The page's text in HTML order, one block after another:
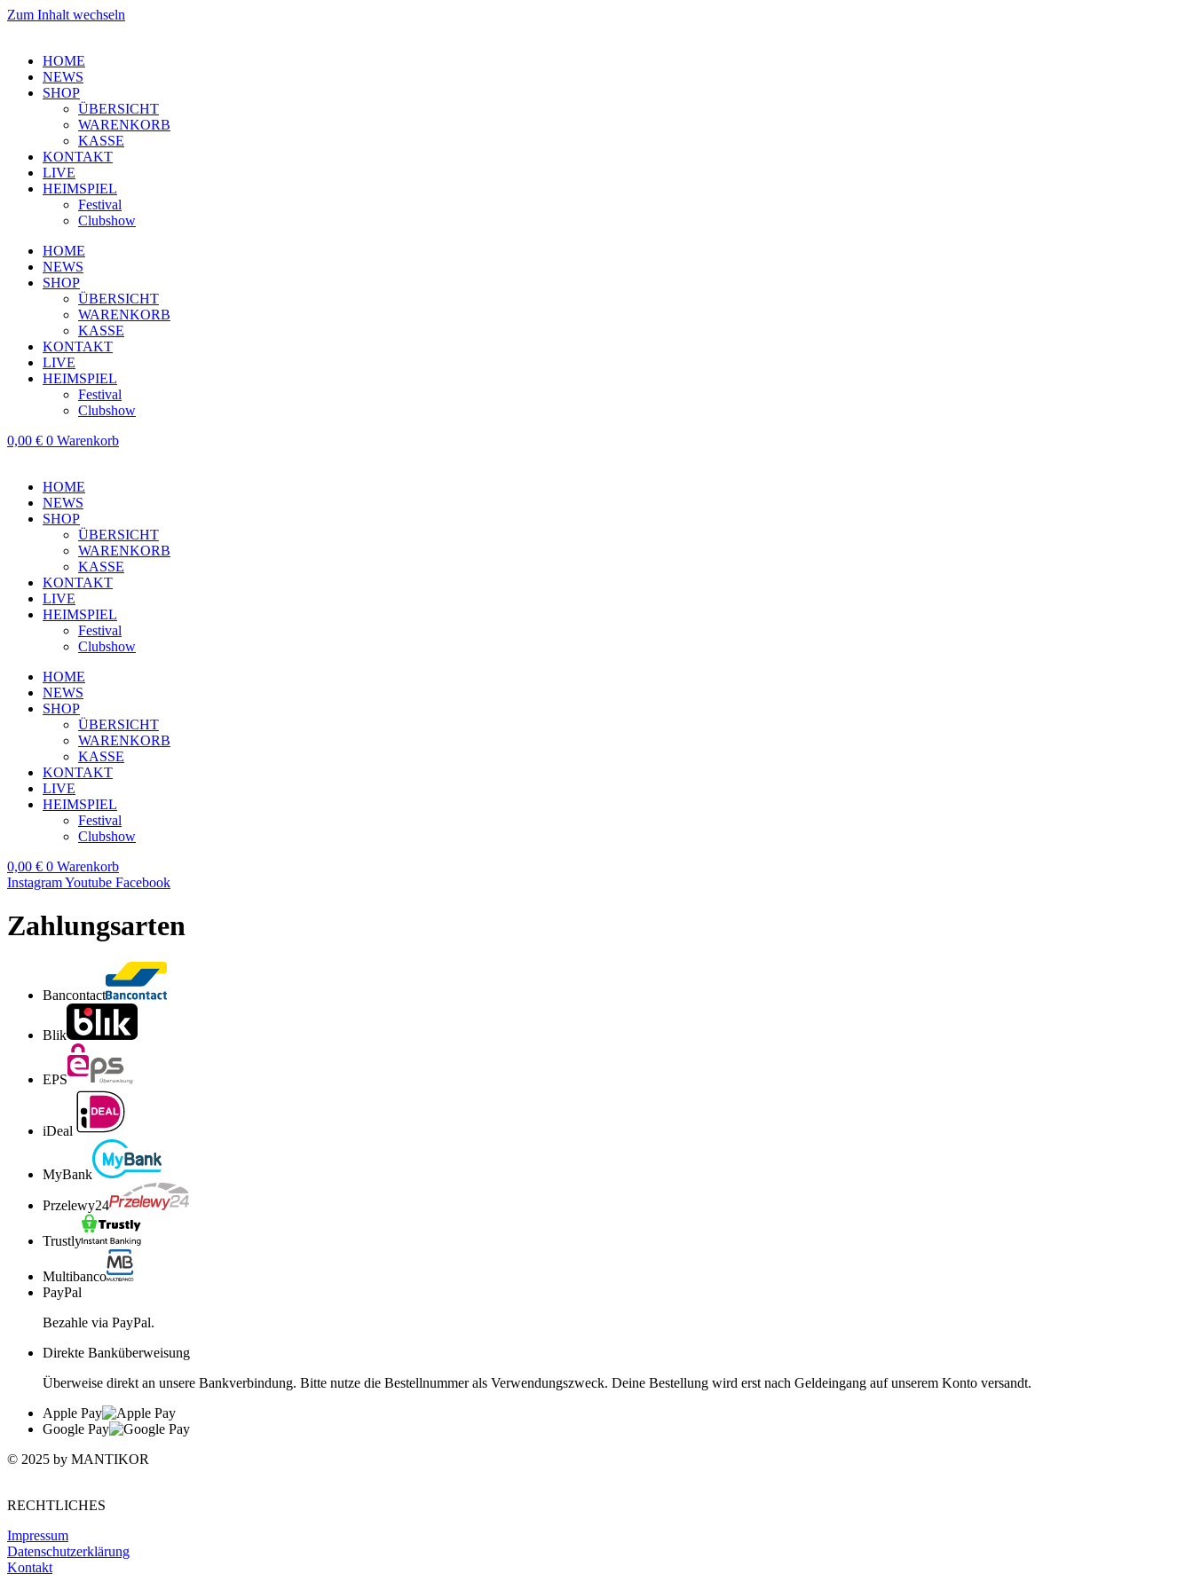
Zum Inhalt wechseln
HOME
NEWS
SHOP
ÜBERSICHT
WARENKORB
KASSE
KONTAKT
LIVE
HEIMSPIEL
Festival
Clubshow
HOME
NEWS
SHOP
ÜBERSICHT
WARENKORB
KASSE
KONTAKT
LIVE
HEIMSPIEL
Festival
Clubshow
0,00 € 0 Warenkorb
HOME
NEWS
SHOP
ÜBERSICHT
WARENKORB
KASSE
KONTAKT
LIVE
HEIMSPIEL
Festival
Clubshow
HOME
NEWS
SHOP
ÜBERSICHT
WARENKORB
KASSE
KONTAKT
LIVE
HEIMSPIEL
Festival
Clubshow
0,00 € 0 Warenkorb
InstagramYoutube Facebook
Zahlungsarten
Bancontact
Blik
EPS
iDeal
MyBank
Przelewy24
Trustly
Multibanco
PayPal
Bezahle via PayPal.
Direkte Banküberweisung
Überweise direkt an unsere Bankverbindung. Bitte nutze die Bestellnummer als Verwendungszweck. Deine Bestellung wird erst nach Geldeingang auf unserem Konto versandt.
Apple Pay
Google Pay
© 2025 by MANTIKOR
RECHTLICHES
Impressum
Datenschutzerklärung
Kontakt